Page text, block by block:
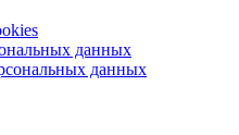
данных
данных